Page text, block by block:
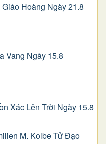
Hoàng Ngày 21.8
Vang Ngày 15.8
Xác Lên Trời Ngày 15.8
M. Kolbe Tử Đạo